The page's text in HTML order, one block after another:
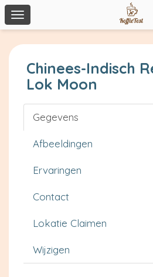
Toggle
navigation
Chinees-Indisch
Lok Moon
Gegevens
Afbeeldingen
Ervaringen
Contact
Lokatie Claimen
Wijzigen